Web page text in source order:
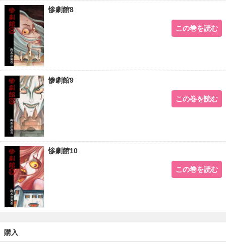
惨劇館8
この巻を読む
惨劇館9
この巻を読む
惨劇館10
この巻を読む
購入